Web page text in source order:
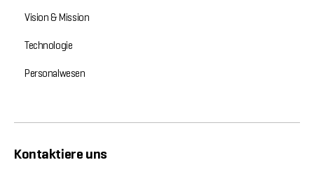
Vision & Mission
Technologie
Personalwesen
Kontaktiere uns